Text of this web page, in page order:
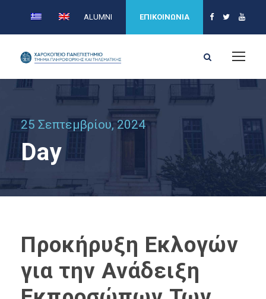
ALUMNI ΕΠΙΚΟΙΝΩΝΙΑ
25 Σεπτεμβρίου, 2024
Day
Προκήρυξη Εκλογών
για την Ανάδειξη